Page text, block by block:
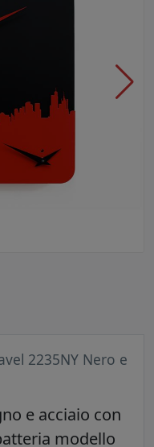
2235NY Nero e
e acciaio con
modello